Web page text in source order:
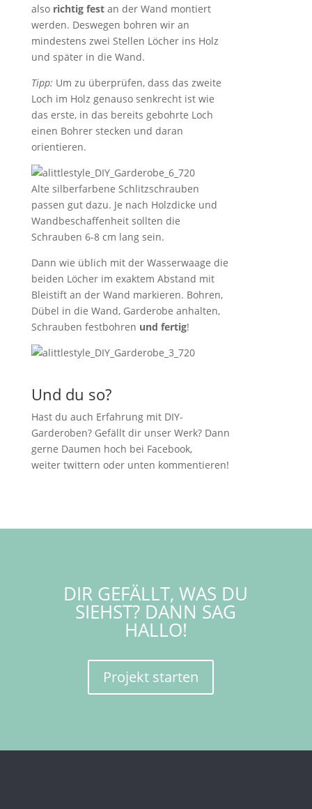
also richtig festan der Wand montiert
werden. Deswegen bohren wir an
mindestens zwei Stellen Löcher ins Holz
und später in die Wand.
Tipp: Um zu überprüfen, dass das zweite
Loch im Holz genauso senkrecht ist wie
das erste, in das bereits gebohrte Loch
einen Bohrer stecken und daran
orientieren.
Alte silberfarbene Schlitzschrauben
passen gut dazu. Je nach Holzdicke und
Wandbeschaffenheit sollten die
Schrauben 6-8 cm lang sein.
Dann wie üblich mit der Wasserwaage die
beiden Löcher im exaktem Abstand mit
Bleistift an der Wand markieren. Bohren,
Dübel in die Wand, Garderobe anhalten,
Schrauben festbohren und fertig!
Und du so?
Hast du auch Erfahrung mit DIY-
Garderoben? Gefällt dir unser Werk? Dann
gerne Daumen hoch bei Facebook,
weiter twittern oder unten kommentieren!
DIR GEFÄLLT, WAS DU
SIEHST? DANN SAG
HALLO!
Projekt starten